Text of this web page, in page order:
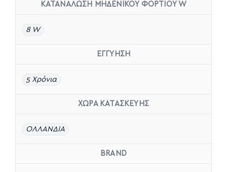
ΚΑΤΑΝΑΛΩΣΗ ΜΗΔΕΝΙΚΟΥ ΦΟΡΤΙΟΥ W
8 W
ΕΓΓΥΗΣΗ
5 Χρόνια
ΧΩΡΑ ΚΑΤΑΣΚΕΥΗΣ
ΟΛΛΑΝΔΙΑ
BRAND